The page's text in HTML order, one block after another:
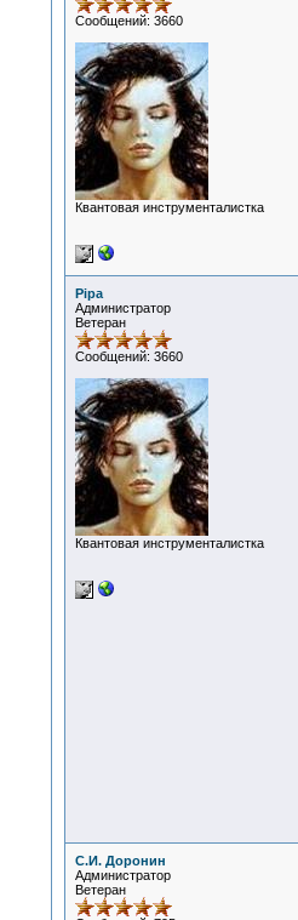
Сообщений: 3660
Квантовая инструменталистка
Pipa
Администратор
Ветеран
Сообщений: 3660
Квантовая инструменталистка
С.И. Доронин
Администратор
Ветеран